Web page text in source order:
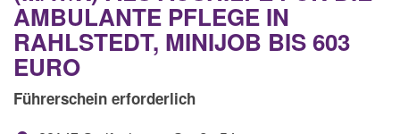
AMBULANTE PFLEGE IN
RAHLSTEDT, MINIJOB BIS 603
EURO
Führerschein erforderlich